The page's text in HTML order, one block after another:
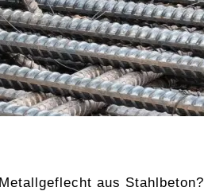
aus Stahlbeton?